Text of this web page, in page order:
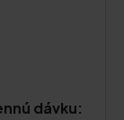
dávku: